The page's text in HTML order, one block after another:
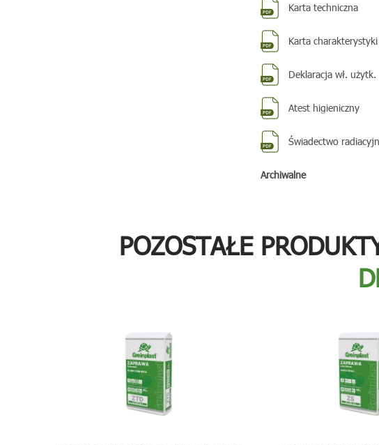
Karta techniczna
Karta
Deklaracja wł. użytk.
Atest higieniczny
Świadectwo
Archiwalne
POZOSTAŁE